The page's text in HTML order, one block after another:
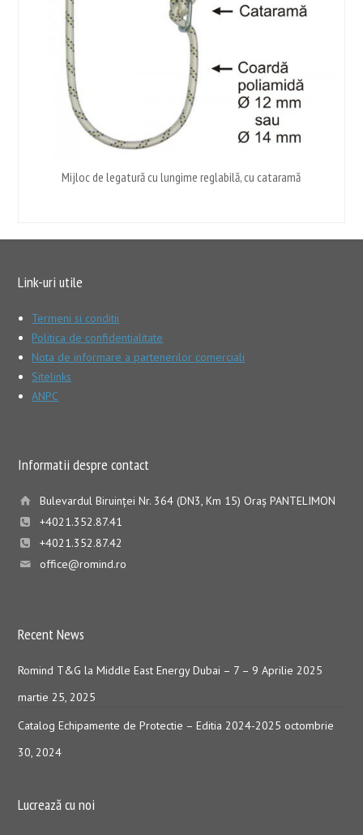
Mijloc de legatură cu lungime reglabilă, cu cataramă
Link-uri utile
Termeni si conditii
Politica de confidentialitate
Nota de informare a partenerilor comerciali
Sitelinks
ANPC
Informatii despre contact
Bulevardul Biruinţei Nr. 364 (DN3, Km 15) Oraş PANTELIMON
+4021.352.87.41
+4021.352.87.42
office@romind.ro
Recent News
Romind T&G la Middle East Energy Dubai – 7 – 9 Aprilie 2025
martie 25, 2025
Catalog Echipamente de Protectie – Editia 2024-2025 octombrie
30, 2024
Lucrează cu noi